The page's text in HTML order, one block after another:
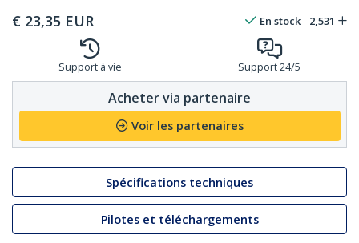
€ 23,35 EUR En stock 2,531
Support à vie Support 24/5
Acheter via partenaire
Voir les partenaires
Spécifications techniques
Pilotes et téléchargements